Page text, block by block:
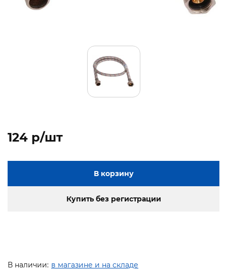
124 p/шт
В корзину
Купить без регистрации
В наличии: в магазине и на складе